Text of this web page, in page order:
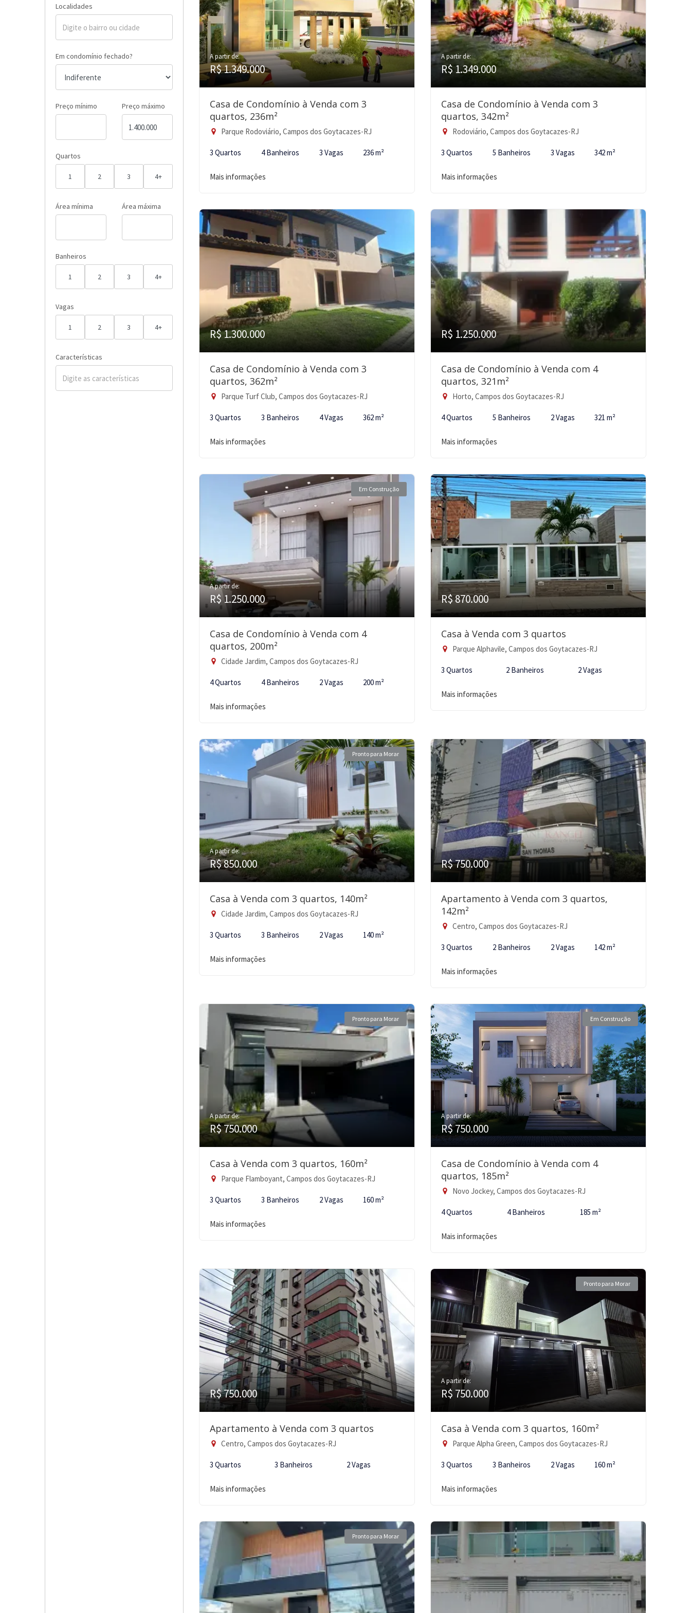
Localidades
Em condomínio fechado?
Preço mínimo Preço máximo
Quartos
1 2 3 4+
Área mínima Área máxima
Banheiros
1 2 3 4+
Vagas
1 2 3 4+
Características
A partir de:
R$ 1.349.000
Casa de Condomínio à Venda com 3
quartos, 236m²
Parque Rodoviário, Campos dos Goytacazes-RJ
3 Quartos 4 Banheiros 3 Vagas 236 m²
Mais informações
A partir de:
R$ 1.349.000
Casa de Condomínio à Venda com 3
quartos, 342m²
Rodoviário, Campos dos Goytacazes-RJ
3 Quartos 5 Banheiros 3 Vagas 342 m²
Mais informações
R$ 1.300.000
Casa de Condomínio à Venda com 3
quartos, 362m²
Parque Turf Club, Campos dos Goytacazes-RJ
3 Quartos 3 Banheiros 4 Vagas 362 m²
Mais informações
R$ 1.250.000
Casa de Condomínio à Venda com 4
quartos, 321m²
Horto, Campos dos Goytacazes-RJ
4 Quartos 5 Banheiros 2 Vagas 321 m²
Mais informações
Em Construção
A partir de:
R$ 1.250.000
Casa de Condomínio à Venda com 4
quartos, 200m²
Cidade Jardim, Campos dos Goytacazes-RJ
4 Quartos 4 Banheiros 2 Vagas 200 m²
Mais informações
R$ 870.000
Casa à Venda com 3 quartos
Parque Alphavile, Campos dos Goytacazes-RJ
3 Quartos 2 Banheiros 2 Vagas
Mais informações
Pronto para Morar
A partir de:
R$ 850.000
Casa à Venda com 3 quartos, 140m²
Cidade Jardim, Campos dos Goytacazes-RJ
3 Quartos 3 Banheiros 2 Vagas 140 m²
Mais informações
R$ 750.000
Apartamento à Venda com 3 quartos,
142m²
Centro, Campos dos Goytacazes-RJ
3 Quartos 2 Banheiros 2 Vagas 142 m²
Mais informações
Pronto para Morar
A partir de:
R$ 750.000
Casa à Venda com 3 quartos, 160m²
Parque Flamboyant, Campos dos Goytacazes-RJ
3 Quartos 3 Banheiros 2 Vagas 160 m²
Mais informações
Em Construção
A partir de:
R$ 750.000
Casa de Condomínio à Venda com 4
quartos, 185m²
Novo Jockey, Campos dos Goytacazes-RJ
4 Quartos 4 Banheiros 185 m²
Mais informações
R$ 750.000
Apartamento à Venda com 3 quartos
Centro, Campos dos Goytacazes-RJ
3 Quartos 3 Banheiros 2 Vagas
Mais informações
Pronto para Morar
A partir de:
R$ 750.000
Casa à Venda com 3 quartos, 160m²
Parque Alpha Green, Campos dos Goytacazes-RJ
3 Quartos 3 Banheiros 2 Vagas 160 m²
Mais informações
Pronto para Morar